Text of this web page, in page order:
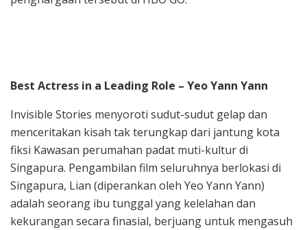
Best Actress in a Leading Role – Yeo Yann Yann
Invisible Stories menyoroti sudut-sudut gelap dan
menceritakan kisah tak terungkap dari jantung kota
fiksi Kawasan perumahan padat muti-kultur di
Singapura. Pengambilan film seluruhnya berlokasi di
Singapura, Lian (diperankan oleh Yeo Yann Yann)
adalah seorang ibu tunggal yang kelelahan dan
kekurangan secara finasial, berjuang untuk mengasuh